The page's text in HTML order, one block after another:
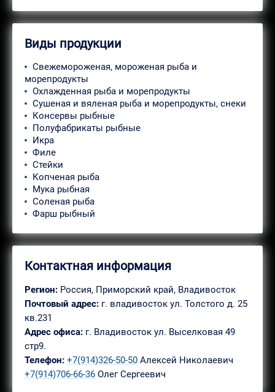
Виды продукции
Свежемороженая, мороженая рыба и
морепродукты
Охлажденная рыба и морепродукты
Сушеная и вяленая рыба и морепродукты, снеки
Консервы рыбные
Полуфабрикаты рыбные
Икра
Филе
Стейки
Копченая рыба
Мука рыбная
Соленая рыба
Фарш рыбный
Контактная информация
Регион: Россия, Приморский край, Владивосток
Почтовый адрес: г. владивосток ул. Толстого д. 25
кв.231
Адрес офиса: г. Владивосток ул. Выселковая 49
стр9.
Телефон: +7(914)326-50-50 Алексей Николаевич
+7(914)706-66-36 Олег Сергеевич